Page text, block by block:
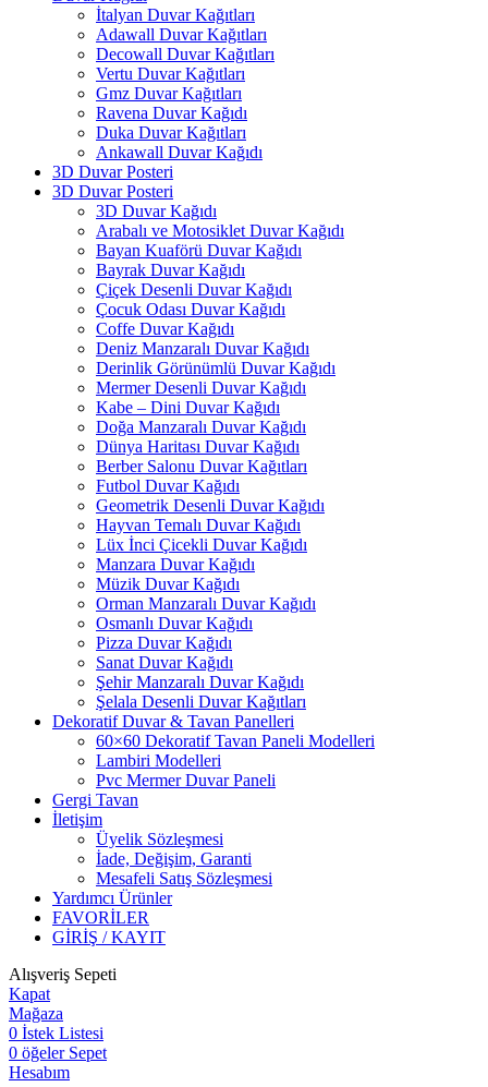
İtalyan Duvar Kağıtları
Adawall Duvar Kağıtları
Decowall Duvar Kağıtları
Vertu Duvar Kağıtları
Gmz Duvar Kağıtları
Ravena Duvar Kağıdı
Duka Duvar Kağıtları
Ankawall Duvar Kağıdı
3D Duvar Posteri
3D Duvar Posteri
3D Duvar Kağıdı
Arabalı ve Motosiklet Duvar Kağıdı
Bayan Kuaförü Duvar Kağıdı
Bayrak Duvar Kağıdı
Çiçek Desenli Duvar Kağıdı
Çocuk Odası Duvar Kağıdı
Coffe Duvar Kağıdı
Deniz Manzaralı Duvar Kağıdı
Derinlik Görünümlü Duvar Kağıdı
Mermer Desenli Duvar Kağıdı
Kabe – Dini Duvar Kağıdı
Doğa Manzaralı Duvar Kağıdı
Dünya Haritası Duvar Kağıdı
Berber Salonu Duvar Kağıtları
Futbol Duvar Kağıdı
Geometrik Desenli Duvar Kağıdı
Hayvan Temalı Duvar Kağıdı
Lüx İnci Çicekli Duvar Kağıdı
Manzara Duvar Kağıdı
Müzik Duvar Kağıdı
Orman Manzaralı Duvar Kağıdı
Osmanlı Duvar Kağıdı
Pizza Duvar Kağıdı
Sanat Duvar Kağıdı
Şehir Manzaralı Duvar Kağıdı
Şelala Desenli Duvar Kağıtları
Dekoratif Duvar & Tavan Panelleri
60×60 Dekoratif Tavan Paneli Modelleri
Lambiri Modelleri
Pvc Mermer Duvar Paneli
Gergi Tavan
İletişim
Üyelik Sözleşmesi
İade, Değişim, Garanti
Mesafeli Satış Sözleşmesi
Yardımcı Ürünler
FAVORİLER
GİRİŞ / KAYIT
Alışveriş Sepeti
Kapat
Mağaza
0 İstek Listesi
0 öğeler Sepet
Hesabım